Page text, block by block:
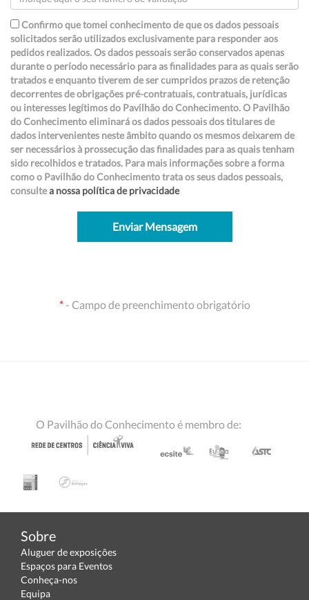
Confirmo que tomei conhecimento de que os dados pessoais
solicitados serão utilizados exclusivamente para responder aos
pedidos realizados. Os dados pessoais serão conservados apenas
durante o período necessário para as finalidades para as quais serão
tratados e enquanto tiverem de ser cumpridos prazos de retenção
decorrentes de obrigações pré-contratuais, contratuais, jurídicas
ou interesses legítimos do Pavilhão do Conhecimento. O Pavilhão
do Conhecimento eliminará os dados pessoais dos titulares de
dados intervenientes neste âmbito quando os mesmos deixarem de
ser necessários à prossecução das finalidades para as quais tenham
sido recolhidos e tratados. Para mais informações sobre a forma
como o Pavilhão do Conhecimento trata os seus dados pessoais,
consultea nossa política de privacidade
Enviar Mensagem
*- Campo de preenchimento obrigatório
O Pavilhão do Conhecimento é membro de:
Sobre
Aluguer de exposições
Espaços para Eventos
Conheça-nos
Equipa